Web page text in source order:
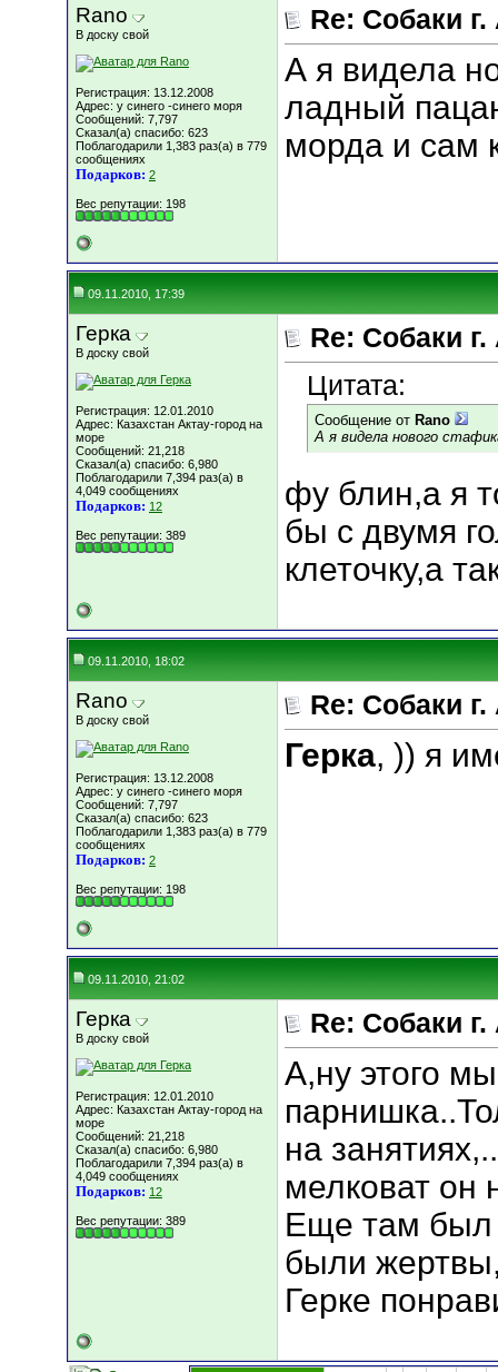
Rano
В доску свой
Регистрация: 13.12.2008
Адрес: у синего -синего моря
Сообщений: 7,797
Сказал(а) спасибо: 623
Поблагодарили 1,383 раз(а) в 779
сообщениях
Подарков: 2
Вес репутации: 198
Re: Собаки г.
А я видела
ладный
морда и сам
09.11.2010, 17:39
Герка
В доску свой
Регистрация: 12.01.2010
Адрес: Казахстан Актау-город на
море
Сообщений: 21,218
Сказал(а) спасибо: 6,980
Поблагодарили 7,394 раз(а) в
4,049 сообщениях
Подарков: 12
Вес репутации: 389
Re: Собаки г.
Цитата:
Сообщение от Rano
А я видела нового
фу блин,а я
бы с двумя
клеточку,а
09.11.2010, 18:02
Rano
В доску свой
Регистрация: 13.12.2008
Адрес: у синего -синего моря
Сообщений: 7,797
Сказал(а) спасибо: 623
Поблагодарили 1,383 раз(а) в 779
сообщениях
Подарков: 2
Вес репутации: 198
Re: Собаки г.
Герка, )) я
09.11.2010, 21:02
Герка
В доску свой
Регистрация: 12.01.2010
Адрес: Казахстан Актау-город на
море
Сообщений: 21,218
Сказал(а) спасибо: 6,980
Поблагодарили 7,394 раз(а) в
4,049 сообщениях
Подарков: 12
Вес репутации: 389
Re: Собаки г.
А,ну этого
на
мелковат он
Еще там был
были
Герке